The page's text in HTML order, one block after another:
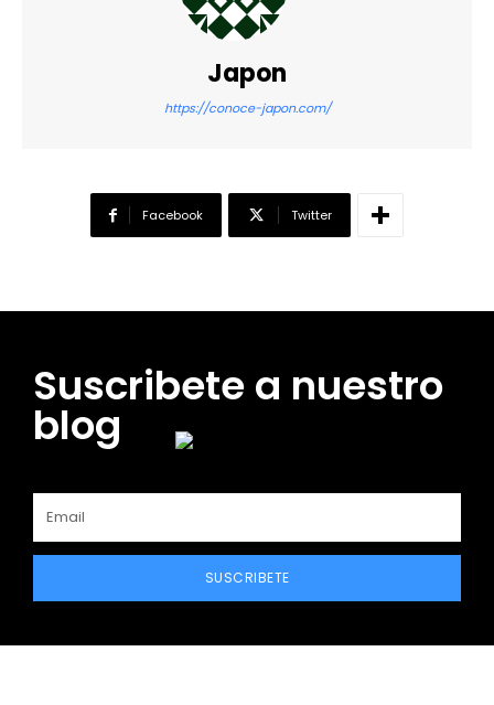
Japon
https://conoce-japon.com/
Facebook Twitter
Suscribete a nuestro
blog
SUSCRIBETE